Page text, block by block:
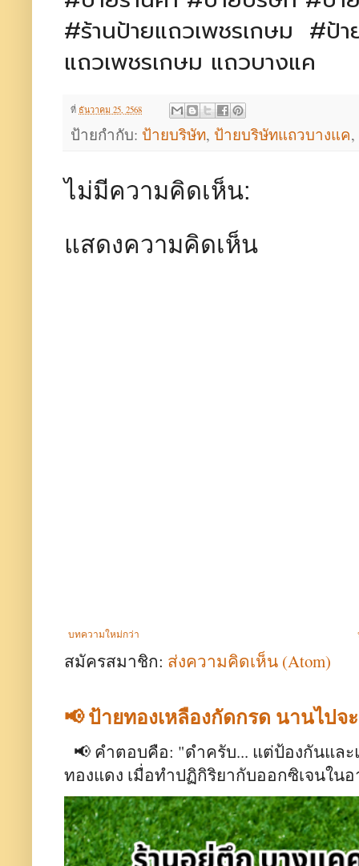
#ร้านป้ายแถวเพชรเกษม #ป้
แถวเพชรเกษม แถวบางแค
ที่ ธันวาคม 25, 2568
ป้ายกำกับ: ป้ายบริษัท, ป้ายบริษัทแถวบางแค,
ไม่มีความคิดเห็น:
แสดงความคิดเห็น
บทความใหม่กว่า
สมัครสมาชิก: ส่งความคิดเห็น (Atom)
📢 ป้ายทองเหลืองกัดกรด นานไปจ
📢 คำตอบคือ: "ดำครับ... แต่ป้องกันแล
ทองแดง เมื่อทำปฏิกิริยากับออกซิเจนใน